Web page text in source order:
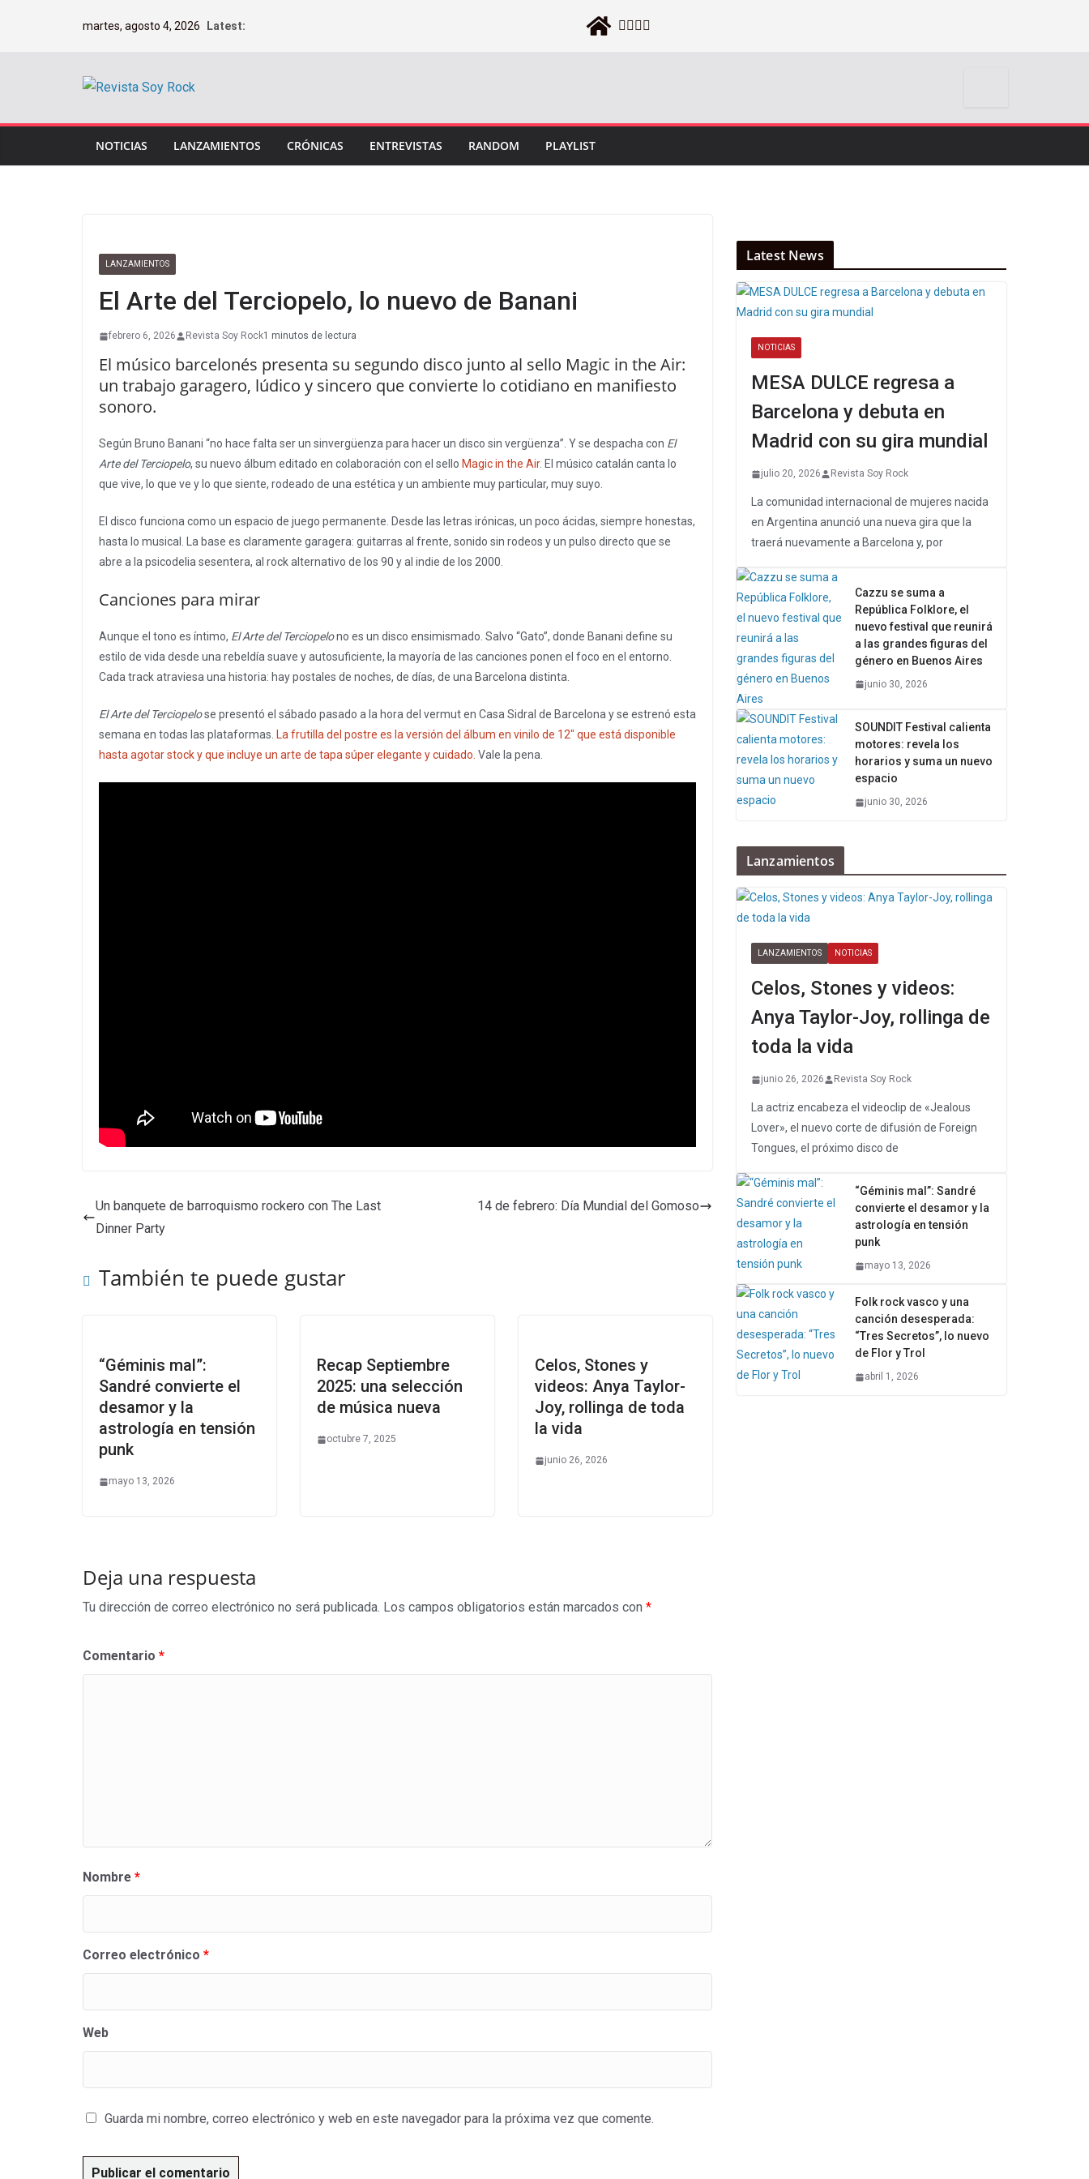
martes, agosto 4, 2026 Latest:
NOTICIAS LANZAMIENTOS CRÓNICAS ENTREVISTAS RANDOM PLAYLIST
LANZAMIENTOS
El Arte del Terciopelo, lo nuevo de Banani
febrero 6, 2026 Revista Soy Rock1 minutos de lectura
El músico barcelonés presenta su segundo disco junto al sello Magic in the Air:
un trabajo garagero, lúdico y sincero que convierte lo cotidiano en manifiesto
sonoro.
Según Bruno Banani “no hace falta ser un sinvergüenza para hacer un disco sin vergüenza”. Y se despacha con El
Arte del Terciopelo, su nuevo álbum editado en colaboración con el sello Magic in the Air. El músico catalán canta lo
que vive, lo que ve y lo que siente, rodeado de una estética y un ambiente muy particular, muy suyo.
El disco funciona como un espacio de juego permanente. Desde las letras irónicas, un poco ácidas, siempre honestas,
hasta lo musical. La base es claramente garagera: guitarras al frente, sonido sin rodeos y un pulso directo que se
abre a la psicodelia sesentera, al rock alternativo de los 90 y al indie de los 2000.
Canciones para mirar
Aunque el tono es íntimo, El Arte del Terciopelono es un disco ensimismado. Salvo “Gato”, donde Banani define su
estilo de vida desde una rebeldía suave y autosuficiente, la mayoría de las canciones ponen el foco en el entorno.
Cada track atraviesa una historia: hay postales de noches, de días, de una Barcelona distinta.
El Arte del Terciopelose presentó el sábado pasado a la hora del vermut en Casa Sidral de Barcelona y se estrenó esta
semana en todas las plataformas. La frutilla del postre es la versión del álbum en vinilo de 12″ que está disponible
hasta agotar stock y que incluye un arte de tapa súper elegante y cuidado. Vale la pena.
Un banquete de barroquismo rockero con The Last
Dinner Party
14 de febrero: Día Mundial del Gomoso
También te puede gustar
“Géminis mal”:
Sandré convierte el
desamor y la
astrología en tensión
punk
mayo 13, 2026
Recap Septiembre
2025: una selección
de música nueva
octubre 7, 2025
Celos, Stones y
videos: Anya Taylor-
Joy, rollinga de toda
la vida
junio 26, 2026
Deja una respuesta
Tu dirección de correo electrónico no será publicada. Los campos obligatorios están marcados con *
Comentario *
Nombre *
Correo electrónico *
Web
Guarda mi nombre, correo electrónico y web en este navegador para la próxima vez que comente.
Latest News
NOTICIAS
MESA DULCE regresa a
Barcelona y debuta en
Madrid con su gira mundial
julio 20, 2026 Revista Soy Rock
La comunidad internacional de mujeres nacida
en Argentina anunció una nueva gira que la
traerá nuevamente a Barcelona y, por
Cazzu se suma a
República Folklore, el
nuevo festival que reunirá
a las grandes figuras del
género en Buenos Aires
junio 30, 2026
SOUNDIT Festival calienta
motores: revela los
horarios y suma un nuevo
espacio
junio 30, 2026
Lanzamientos
LANZAMIENTOS NOTICIAS
Celos, Stones y videos:
Anya Taylor-Joy, rollinga de
toda la vida
junio 26, 2026 Revista Soy Rock
La actriz encabeza el videoclip de «Jealous
Lover», el nuevo corte de difusión de Foreign
Tongues, el próximo disco de
“Géminis mal”: Sandré
convierte el desamor y la
astrología en tensión
punk
mayo 13, 2026
Folk rock vasco y una
canción desesperada:
“Tres Secretos”, lo nuevo
de Flor y Trol
abril 1, 2026